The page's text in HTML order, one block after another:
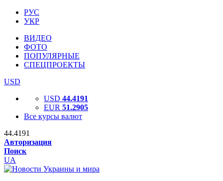
РУС
УКР
ВИДЕО
ФОТО
ПОПУЛЯРНЫЕ
СПЕЦПРОЕКТЫ
USD
USD 44.4191
EUR 51.2905
Все курсы валют
44.4191
Авторизация
Поиск
UA